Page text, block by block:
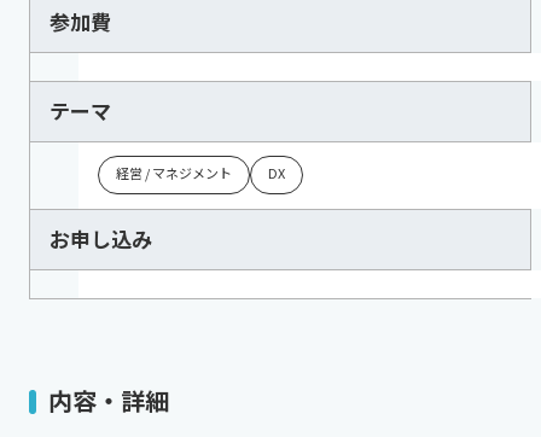
参加費
テーマ
経営 / マネジメント DX
お申し込み
内容・詳細